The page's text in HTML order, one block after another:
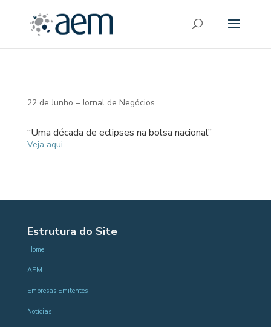
22 de Junho – Jornal de Negócios
“Uma década de eclipses na bolsa nacional”
Veja aqui
Estrutura do Site
Home
AEM
Empresas Emitentes
Notícias